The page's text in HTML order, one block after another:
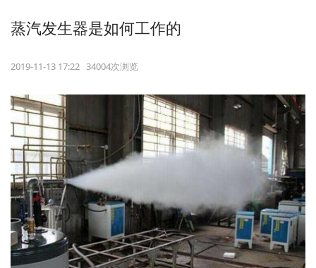
蒸汽发生器是如何工作的
2019-11-13 17:22 34004次浏览